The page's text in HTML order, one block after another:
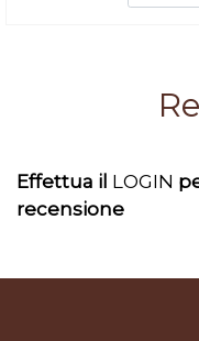
Effettua il LOGIN
recensione